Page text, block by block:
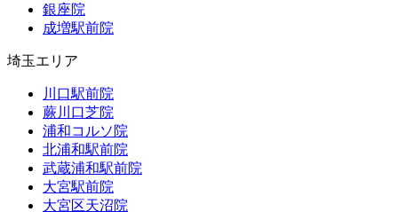
銀座院
成増駅前院
埼玉エリア
川口駅前院
蕨川口芝院
浦和コルソ院
北浦和駅前院
武蔵浦和駅前院
大宮駅前院
大宮区天沼院